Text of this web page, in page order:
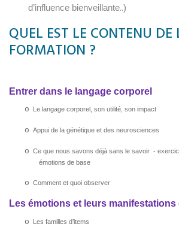
d’influence bienveillante..)
QUEL EST LE CONTENU DE
FORMATION ?
Entrer dans le langage corporel
o Le langage corporel, son utilité, son impact
o Appui de la génétique et des neurosciences
o Ce que nous savons déjà sans le savoir -
émotions de base
o Comment et quoi observer
Les émotions et leurs
o Les familles d’items